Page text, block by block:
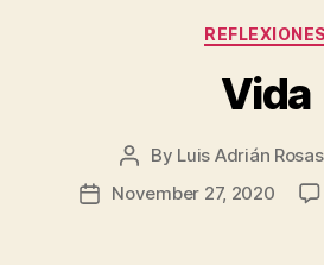
REFLEXIONES
Vida
Post
author
By Luis Adrián
PostNovember 27, 2020